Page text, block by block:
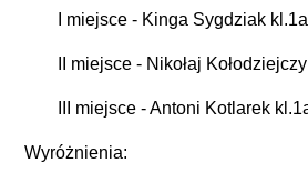
I miejsce - Kinga Sygdziak
II miejsce - Nikołaj
III miejsce - Antoni Kotlarek
Wyróżnienia: